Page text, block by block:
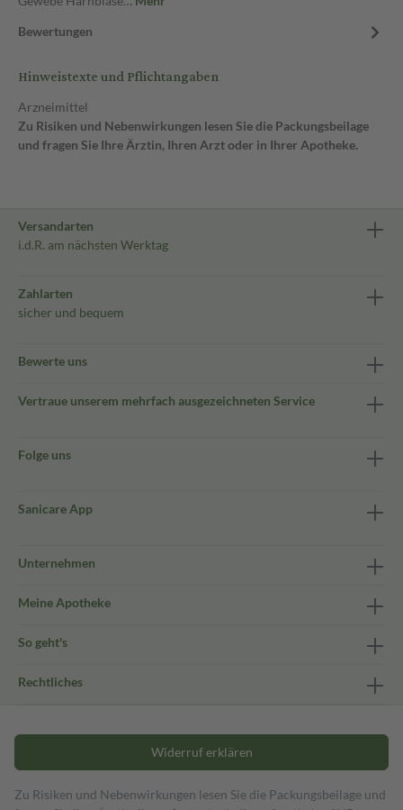
Bewertungen
Hinweistexte und Pflichtangaben
Arzneimittel
Zu Risiken und Nebenwirkungen lesen Sie die Packungsbeilage
und fragen Sie Ihre Ärztin, Ihren Arzt oder in Ihrer Apotheke.
Versandarten
i.d.R. am nächsten Werktag
Zahlarten
sicher und bequem
Bewerte uns
Vertraue unserem mehrfach ausgezeichneten Service
Folge uns
Sanicare App
Unternehmen
Meine Apotheke
So geht's
Rechtliches
Widerruf erklären
Zu Risiken und Nebenwirkungen lesen Sie die Packungsbeilage und